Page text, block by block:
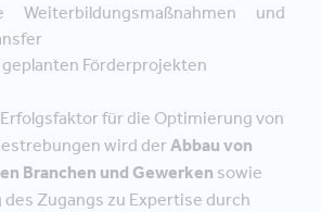
Weiterbildungsmaßnahmen und
Förderprojekten
für die Optimierung von
wird der Abbau von
Branchen und Gewerken sowie
Zugangs zu Expertise durch